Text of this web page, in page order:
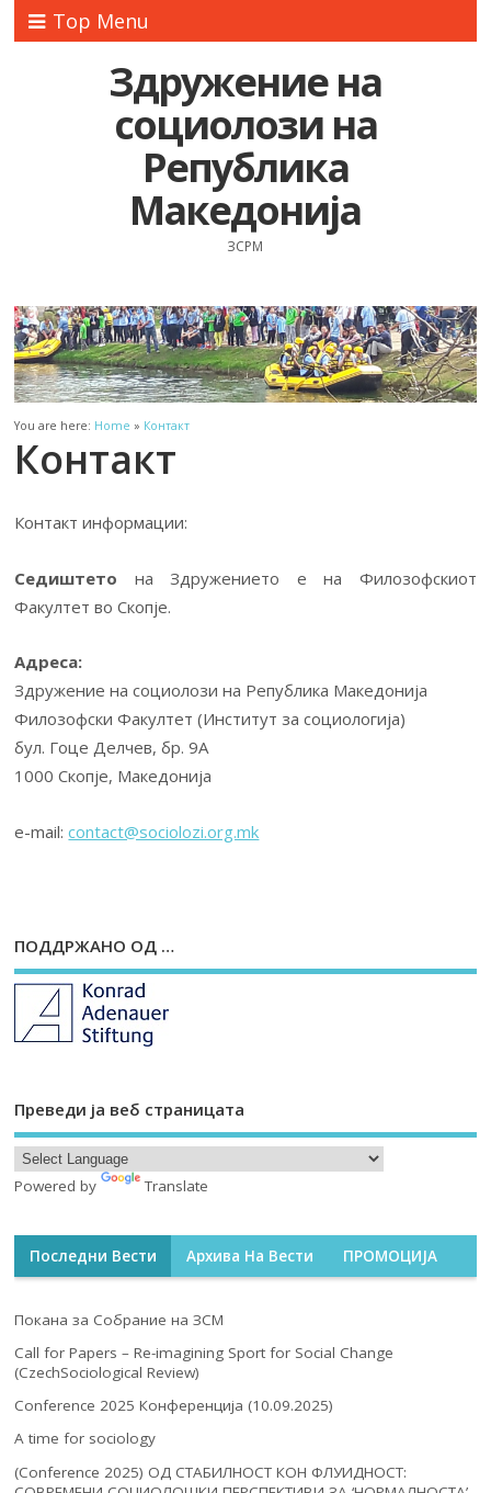
Top Menu
Здружение на
социолози на
Република
Македонија
ЗСРМ
You are here: Home » Контакт
Контакт
Контакт информации:
Седиштето на Здружението е на Филозофскиот
Факултет во Скопје.
Адреса:
Здружение на социолози на Република Македонија
Филозофски Факултет (Институт за социологија)
бул. Гоце Делчев, бр. 9А
1000 Скопје, Македонија
е-mail:contact@sociolozi.org.mk
ПОДДРЖАНО ОД …
Преведи ја веб страницата
Powered by Translate
Последни Вести Архива На Вести ПРОМОЦИЈА
Покана за Собрание на ЗСМ
Call for Papers – Re-imagining Sport for Social Change
(CzechSociological Review)
Conference 2025 Конференција (10.09.2025)
A time for sociology
(Conference 2025) ОД СТАБИЛНОСТ КОН ФЛУИДНОСТ: